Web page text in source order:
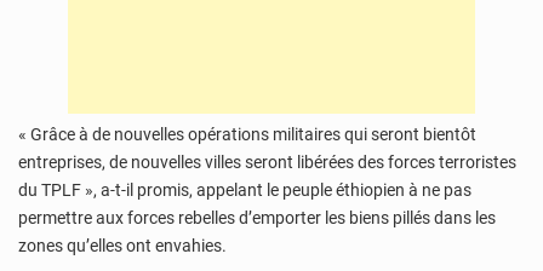
« Grâce à de nouvelles opérations militaires qui seront bientôt
entreprises, de nouvelles villes seront libérées des forces terroristes
du TPLF », a-t-il promis, appelant le peuple éthiopien à ne pas
permettre aux forces rebelles d’emporter les biens pillés dans les
zones qu’elles ont envahies.